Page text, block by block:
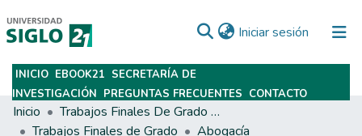
Iniciar sesión (current)
Subir
INICIO EBOOK21 SECRETARÍA DE
INVESTIGACIÓN PREGUNTAS FRECUENTES CONTACTO
Inicio
Trabajos Finales De Grado Y Posgrado
Trabajos Finales de Grado
Abogacía